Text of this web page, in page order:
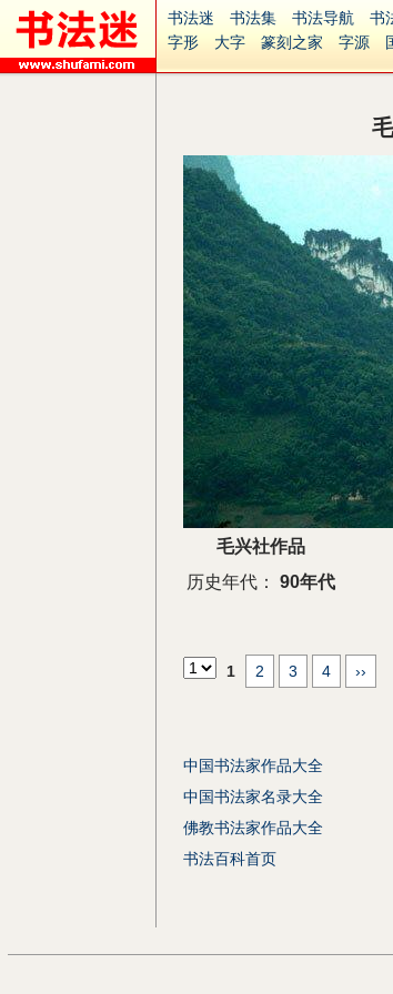
书法迷 书法集 书法导航 书
字形
大字 篆刻之家 字源
毛兴社作品
历史年代：
90年代
1 2 3 4 ››
中国书法家作品大全
中国书法家名录大全
佛教书法家作品大全
书法百科首页